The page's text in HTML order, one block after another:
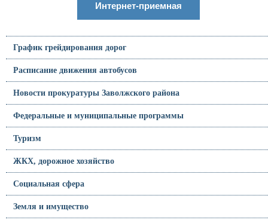
Интернет-приемная
График грейдирования дорог
Расписание движения автобусов
Новости прокуратуры Заволжского района
Федеральные и муниципальные программы
Туризм
ЖКХ, дорожное хозяйство
Социальная сфера
Земля и имущество